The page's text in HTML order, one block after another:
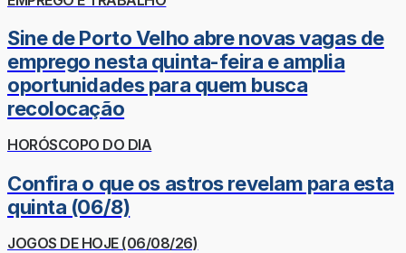
Sine de Porto Velho abre novas vagas de
emprego nesta quinta-feira e amplia
oportunidades para quem busca
recolocação
HORÓSCOPO DO DIA
Confira o que os astros revelam para esta
quinta (06/8)
JOGOS DE HOJE (06/08/26)